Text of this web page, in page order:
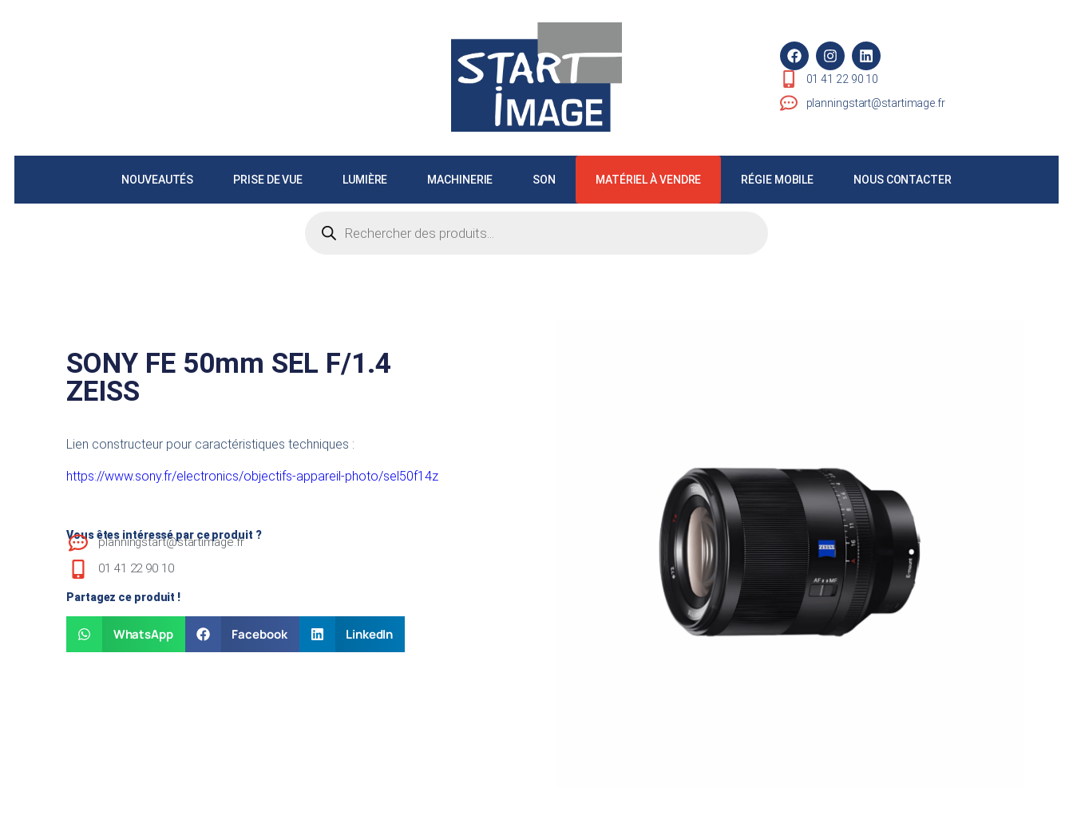
01 41 22 90 10
planningstart@startimage.fr
NOUVEAUTÉS PRISE DE VUE LUMIÈRE MACHINERIE SON MATÉRIEL À VENDRE RÉGIE MOBILE NOUS CONTACTER
SONY FE 50mm SEL F/1.4
ZEISS
Lien constructeur pour caractéristiques techniques :
https://www.sony.fr/electronics/objectifs-appareil-photo/sel50f14z
Vous êtes intéressé par ce produit ?
planningstart@startimage.fr
01 41 22 90 10
Partagez ce produit !
WhatsApp Facebook LinkedIn